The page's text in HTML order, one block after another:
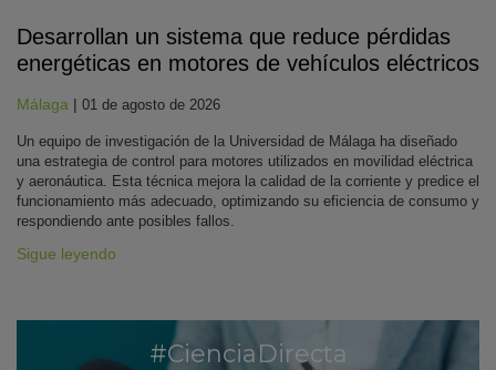
Desarrollan un sistema que reduce pérdidas
energéticas en motores de vehículos eléctricos
Málaga | 01 de agosto de 2026
Un equipo de investigación de la Universidad de Málaga ha diseñado
una estrategia de control para motores utilizados en movilidad eléctrica
y aeronáutica. Esta técnica mejora la calidad de la corriente y predice el
funcionamiento más adecuado, optimizando su eficiencia de consumo y
respondiendo ante posibles fallos.
Sigue leyendo
#CienciaDirecta